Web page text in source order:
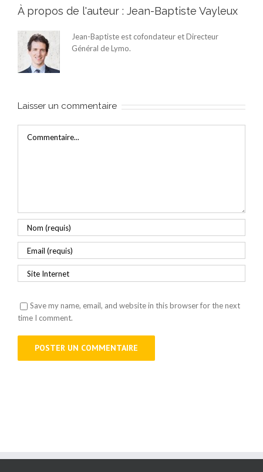
À propos de l'auteur : Jean-Baptiste Vayleux
Jean-Baptiste est cofondateur et Directeur
Général de Lymo.
Laisser un commentaire
Save my name, email, and website in this browser for the next
time I comment.